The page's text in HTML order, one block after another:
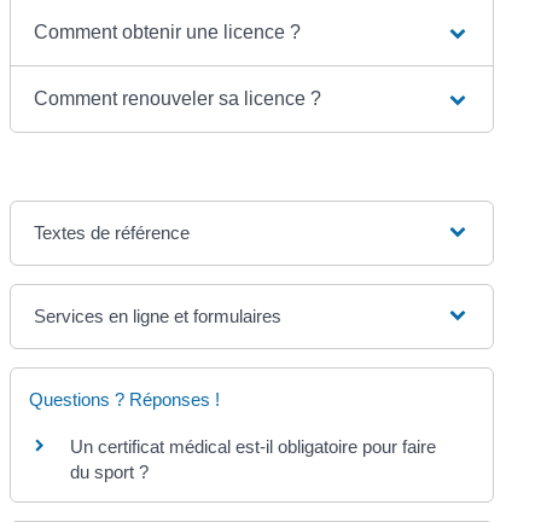
Comment obtenir une licence ?
Comment renouveler sa licence ?
Textes de référence
Services en ligne et formulaires
Questions ? Réponses !
Un certificat médical est-il obligatoire pour faire
du sport ?